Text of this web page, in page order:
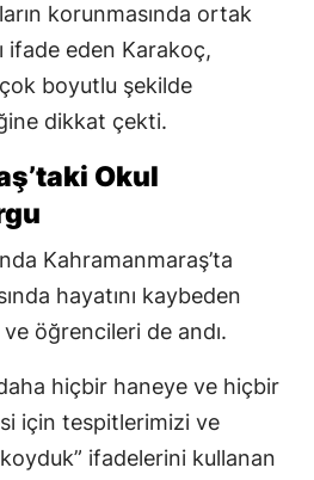
korunmasında ortak
ifade eden Karakoç,
boyutlu şekilde
dikkat çekti.
Okul
Kahramanmaraş’ta
hayatını kaybeden
öğrencileri de andı.
hiçbir haneye ve hiçbir
için tespitlerimizi ve
ifadelerini kullanan